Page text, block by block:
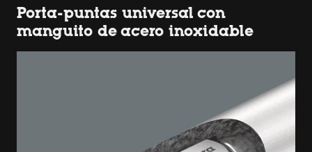
Porta-puntas universal con
manguito de acero inoxidable